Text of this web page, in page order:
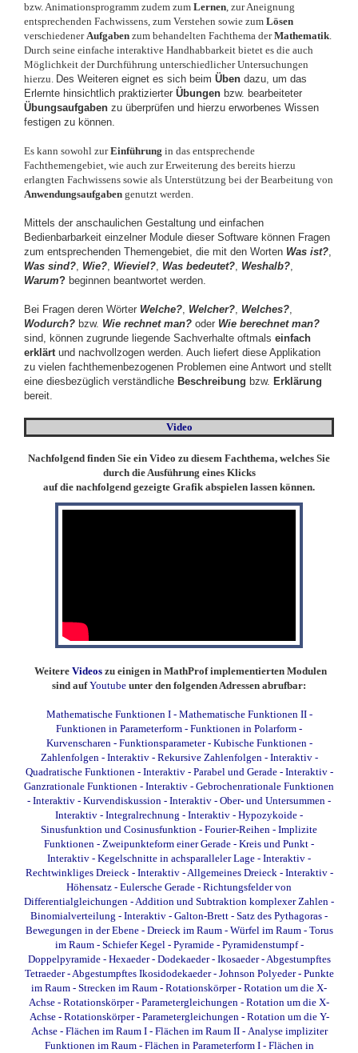
bzw. Animationsprogramm zudem zum Lernen, zur Aneignung
entsprechenden Fachwissens, zum Verstehen sowie zum Lösen
verschiedenerAufgaben zum behandelten Fachthema derMathematik.
Durch seine einfache interaktive Handhabbarkeit bietet es die auch
Möglichkeit der Durchführung unterschiedlicher Untersuchungen
hierzu. Des Weiteren eignet es sich beim Üben dazu, um das
Erlernte hinsichtlich praktizierter Übungen bzw. bearbeiteter
Übungsaufgaben zu überprüfen und hierzu erworbenes Wissen
festigen zu können.
Es kann sowohl zurEinführung in das entsprechende
Fachthemengebiet, wie auch zur Erweiterung des bereits hierzu
erlangten Fachwissens sowie als Unterstützung bei der Bearbeitung von
Anwendungsaufgaben genutzt werden.
Mittels der anschaulichen Gestaltung und einfachen
Bedienbarbarkeit einzelner Module dieser Software können Fragen
zum entsprechenden Themengebiet, die mit den Worten Was ist?,
Was sind?, Wie?, Wieviel?, Was bedeutet?, Weshalb?,
Warum? beginnen beantwortet werden.
Bei Fragen deren Wörter Welche?, Welcher?, Welches?,
Wodurch? bzw. Wie rechnet man? oder Wie berechnet man?
sind, können zugrunde liegende Sachverhalte oftmals einfach
erklärtund nachvollzogen werden. Auch liefert diese Applikation
zu vielen fachthemenbezogenen Problemen eine Antwort und stellt
eine diesbezüglich verständliche Beschreibung bzw. Erklärung
bereit.
Video
Nachfolgend finden Sie ein Video zu diesem Fachthema, welches Sie
durch die Ausführung eines Klicks
auf die nachfolgend gezeigte Grafik abspielen lassen können.
Weitere Videos zu einigen in MathProf implementierten Modulen
sind aufYoutube unter den folgenden Adressen abrufbar:
Mathematische Funktionen I- Mathematische Funktionen II-
Funktionen in Parameterform - Funktionen in Polarform -
Kurvenscharen- Funktionsparameter- Kubische Funktionen-
Zahlenfolgen - Interaktiv- Rekursive Zahlenfolgen - Interaktiv-
Quadratische Funktionen - Interaktiv- Parabel und Gerade - Interaktiv-
Ganzrationale Funktionen - Interaktiv - Gebrochenrationale Funktionen
- Interaktiv - Kurvendiskussion - Interaktiv - Ober- und Untersummen -
Interaktiv - Integralrechnung - Interaktiv - Hypozykoide -
Sinusfunktion und Cosinusfunktion - Fourier-Reihen - Implizite
Funktionen - Zweipunkteform einer Gerade - Kreis und Punkt -
Interaktiv - Kegelschnitte in achsparalleler Lage - Interaktiv -
Rechtwinkliges Dreieck - Interaktiv-Allgemeines Dreieck - Interaktiv-
Höhensatz - Eulersche Gerade - Richtungsfelder von
Differentialgleichungen -Addition und Subtraktion komplexer Zahlen -
Binomialverteilung - Interaktiv - Galton-Brett - Satz des Pythagoras -
Bewegungen in der Ebene- Dreieck im Raum- Würfel im Raum- Torus
im Raum- Schiefer Kegel- Pyramide- Pyramidenstumpf-
Doppelpyramide- Hexaeder- Dodekaeder- Ikosaeder-Abgestumpftes
Tetraeder-Abgestumpftes Ikosidodekaeder- Johnson Polyeder- Punkte
im Raum - Strecken im Raum - Rotationskörper - Rotation um die X-
Achse - Rotationskörper - Parametergleichungen - Rotation um die X-
Achse- Rotationskörper - Parametergleichungen - Rotation um die Y-
Achse- Flächen im Raum I- Flächen im Raum II- Analyse impliziter
Funktionen im Raum- Flächen in Parameterform I- Flächen in